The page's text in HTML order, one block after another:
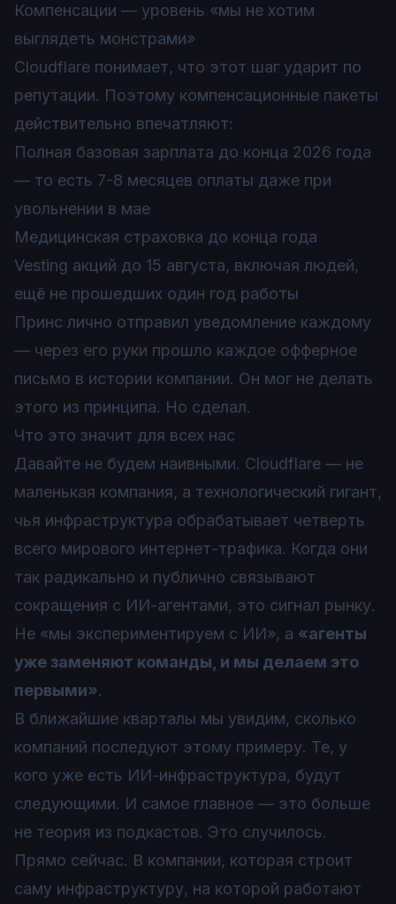
Компенсации — уровень «мы не хотим
выглядеть монстрами»
Cloudflare понимает, что этот шаг ударит по
репутации. Поэтому компенсационные пакеты
действительно впечатляют:
Полная базовая зарплата до конца 2026 года
— то есть 7-8 месяцев оплаты даже при
увольнении в мае
Медицинская страховка до конца года
Vesting акций до 15 августа, включая людей,
ещё не прошедших один год работы
Принс лично отправил уведомление каждому
— через его руки прошло каждое офферное
письмо в истории компании. Он мог не делать
этого из принципа. Но сделал.
Что это значит для всех нас
Давайте не будем наивными. Cloudflare — не
маленькая компания, а технологический гигант,
чья инфраструктура обрабатывает четверть
всего мирового интернет-трафика. Когда они
так радикально и публично связывают
сокращения с ИИ-агентами, это сигнал рынку.
Не «мы экспериментируем с ИИ», а «агенты
уже заменяют команды, и мы делаем это
первыми».
В ближайшие кварталы мы увидим, сколько
компаний последуют этому примеру. Те, у
кого уже есть ИИ-инфраструктура, будут
следующими. И самое главное — это больше
не теория из подкастов. Это случилось.
Прямо сейчас. В компании, которая строит
саму инфраструктуру, на которой работают